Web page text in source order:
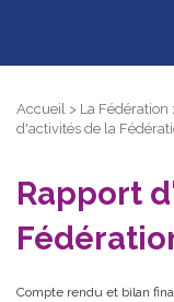
Accueil > La Fédération
d'activités de la
Rapport
Compte rendu et bilan